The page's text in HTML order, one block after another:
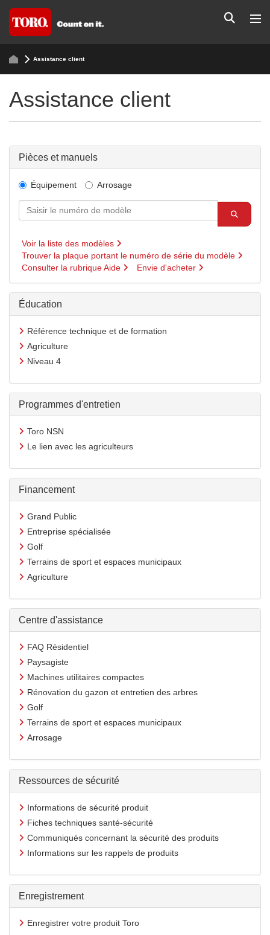
Assistance client
Assistance client
Pièces et manuels
Équipement Arrosage
Voir la liste des modèles
Trouver la plaque portant le numéro de série du modèle
Consulter la rubrique Aide
Envie d'acheter
Éducation
Référence technique et de formation
Agriculture
Niveau 4
Programmes d'entretien
Toro NSN
Le lien avec les agriculteurs
Financement
Grand Public
Entreprise spécialisée
Golf
Terrains de sport et espaces municipaux
Agriculture
Centre d'assistance
FAQ Résidentiel
Paysagiste
Machines utilitaires compactes
Rénovation du gazon et entretien des arbres
Golf
Terrains de sport et espaces municipaux
Arrosage
Ressources de sécurité
Informations de sécurité produit
Fiches techniques santé-sécurité
Communiqués concernant la sécurité des produits
Informations sur les rappels de produits
Enregistrement
Enregistrer votre produit Toro